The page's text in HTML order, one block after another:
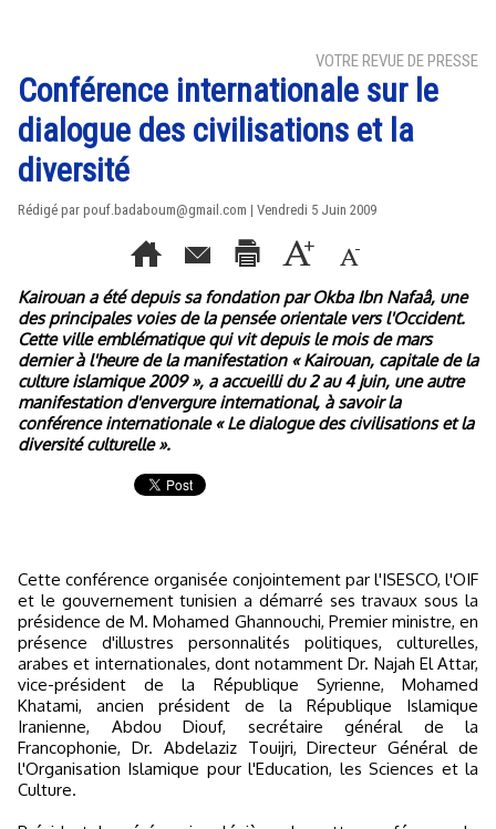
VOTRE REVUE DE PRESSE
Conférence internationale sur le
dialogue des civilisations et la
diversité
Rédigé par pouf.badaboum@gmail.com | Vendredi 5 Juin 2009
Kairouan a été depuis sa fondation par Okba Ibn Nafaâ, une
des principales voies de la pensée orientale vers l'Occident.
Cette ville emblématique qui vit depuis le mois de mars
dernier à l'heure de la manifestation « Kairouan, capitale de la
culture islamique 2009 », a accueilli du 2 au 4 juin, une autre
manifestation d'envergure international, à savoir la
conférence internationale « Le dialogue des civilisations et la
diversité culturelle ».
Cette conférence organisée conjointement par l'ISESCO, l'OIF
et le gouvernement tunisien a démarré ses travaux sous la
présidence de M. Mohamed Ghannouchi, Premier ministre, en
présence d'illustres personnalités politiques, culturelles,
arabes et internationales, dont notamment Dr. Najah El Attar,
vice-président de la République Syrienne, Mohamed
Khatami, ancien président de la République Islamique
Iranienne, Abdou Diouf, secrétaire général de la
Francophonie, Dr. Abdelaziz Touijri, Directeur Général de
l'Organisation Islamique pour l'Education, les Sciences et la
Culture.